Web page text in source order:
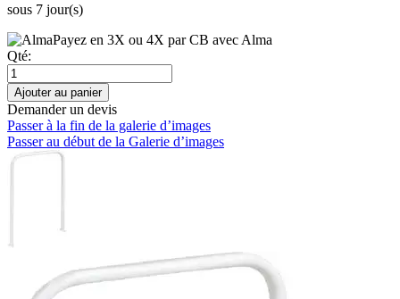
sous 7 jour(s)
Payez en 3X ou 4X par CB avec Alma
Qté:
Ajouter au panier
Demander un devis
Passer à la fin de la galerie d’images
Passer au début de la Galerie d’images